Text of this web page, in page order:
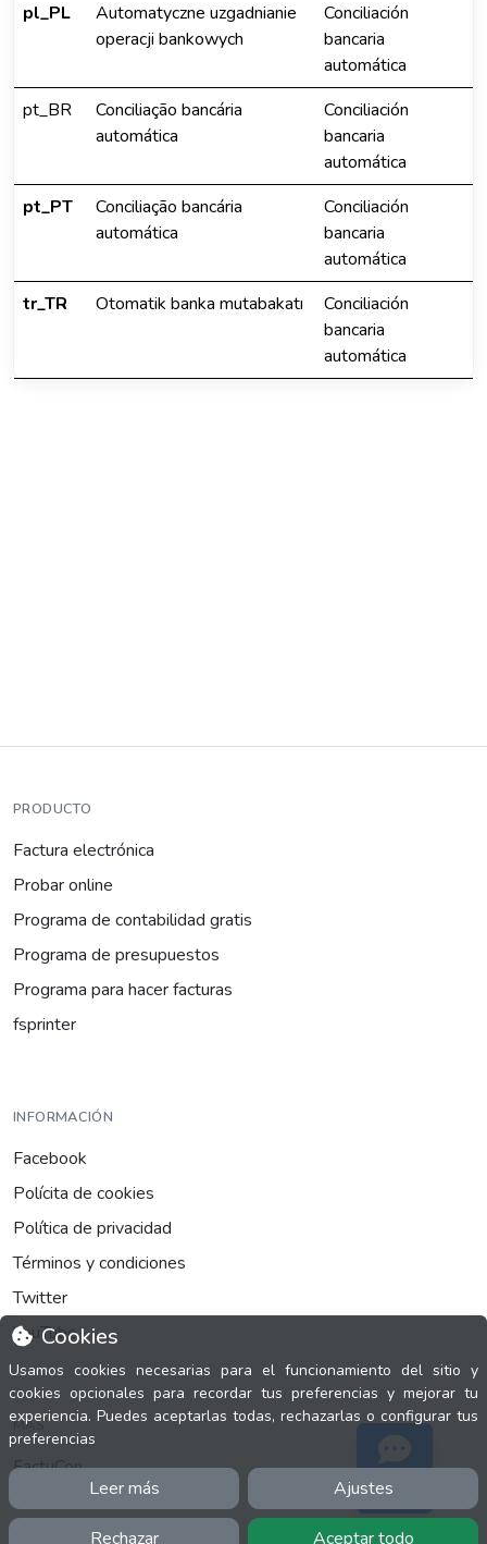
pl_PL
Automatyczne uzgadnianie
operacji bankowych
Conciliación
bancaria
automática
pt_BR
Conciliação bancária
automática
Conciliación
bancaria
automática
pt_PT
Conciliação bancária
automática
Conciliación
bancaria
automática
tr_TR
Otomatik banka mutabakatı
Conciliación
bancaria
automática
Cookies
Usamos cookies necesarias para el funcionamiento del sitio y
cookies opcionales para recordar tus preferencias y mejorar tu
experiencia. Puedes aceptarlas todas, rechazarlas o configurar tus
preferencias
Leer más Ajustes
Rechazar Aceptar todo
PRODUCTO
Factura electrónica
Probar online
Programa de contabilidad gratis
Programa de presupuestos
Programa para hacer facturas
fsprinter
INFORMACIÓN
Facebook
Polícita de cookies
Política de privacidad
Términos y condiciones
Twitter
YouTube
MÁS
FactuCon
Normativa de facturación
Programa de Partners
Soporte